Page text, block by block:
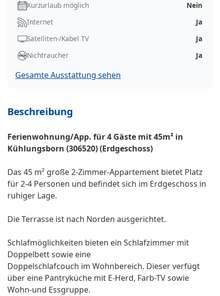
Kurzurlaub möglich
Nein
Internet
Ja
Satelliten-/Kabel TV
Ja
Nichtraucher
Ja
Gesamte Ausstattung sehen
Beschreibung
Ferienwohnung/App. für 4 Gäste mit 45m² in
Kühlungsborn (306520) (Erdgeschoss)
Das 45 m² große 2-Zimmer-Appartement bietet Platz
für 2-4 Personen und befindet sich im Erdgeschoss in
ruhiger Lage.
Die Terrasse ist nach Norden ausgerichtet.
Schlafmöglichkeiten bieten ein Schlafzimmer mit
Doppelbett sowie eine
Doppelschlafcouch im Wohnbereich. Dieser verfügt
über eine Pantryküche mit E-Herd, Farb-TV sowie
Wohn-und Essgruppe.